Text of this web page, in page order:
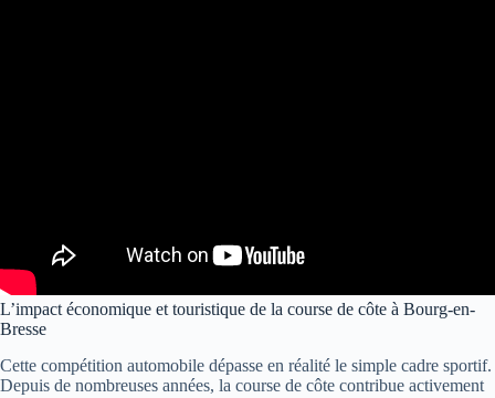
L’impact économique et touristique de la course de côte à Bourg-en-
Bresse
Cette compétition automobile dépasse en réalité le simple cadre sportif.
Depuis de nombreuses années, la course de côte contribue activement